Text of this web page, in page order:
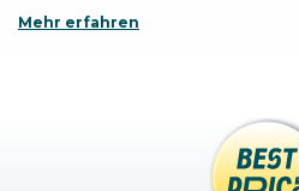
Mehr erfahren